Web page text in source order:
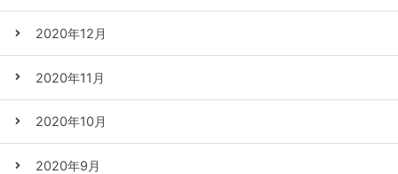
2020年12月
2020年11月
2020年10月
2020年9月